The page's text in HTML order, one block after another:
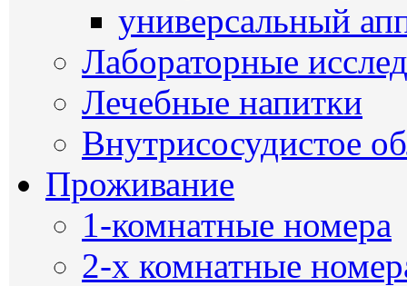
универсальный
Лабораторные
Лечебные напитки
Внутрисосудистое
Проживание
1-комнатные номера
2-х комнатные